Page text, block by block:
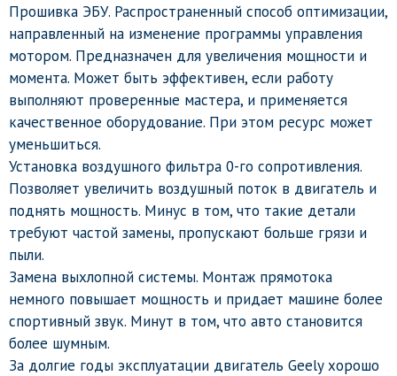
Прошивка ЭБУ. Распространенный способ оптимизации,
направленный на изменение программы управления
мотором. Предназначен для увеличения мощности и
момента. Может быть эффективен, если работу
выполняют проверенные мастера, и применяется
качественное оборудование. При этом ресурс может
уменьшиться.
Установка воздушного фильтра 0-го сопротивления.
Позволяет увеличить воздушный поток в двигатель и
поднять мощность. Минус в том, что такие детали
требуют частой замены, пропускают больше грязи и
пыли.
Замена выхлопной системы. Монтаж прямотока
немного повышает мощность и придает машине более
спортивный звук. Минут в том, что авто становится
более шумным.
За долгие годы эксплуатации двигатель Geely хорошо